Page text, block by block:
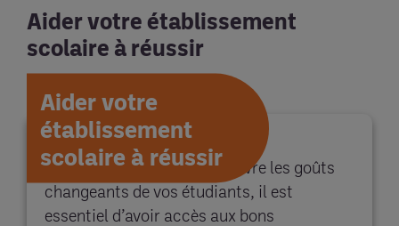
Aider votre établissement
scolaire à réussir
Aider votre
établissement
scolaire à réussir
Lorsque vous essayez de suivre les goûts
changeants de vos étudiants, il est
essentiel d’avoir accès aux bons